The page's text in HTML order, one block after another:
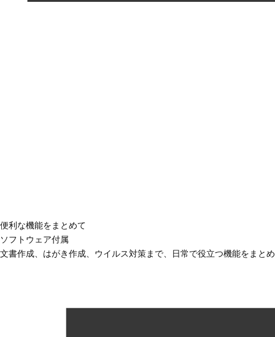
便利な機能をまとめて
ソフトウェア付属
文書作成、はがき作成、ウイルス対策まで、日常で役立つ機能をまと